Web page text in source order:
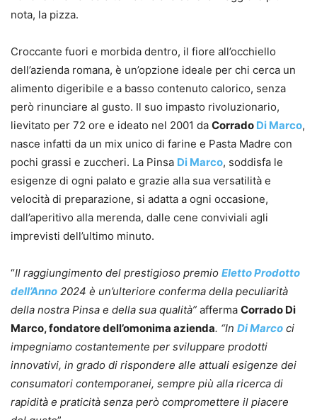
nota, la pizza.
Croccante fuori e morbida dentro, il fiore all’occhiello
dell’azienda romana, è un’opzione ideale per chi cerca un
alimento digeribile e a basso contenuto calorico, senza
però rinunciare al gusto. Il suo impasto rivoluzionario,
lievitato per 72 ore e ideato nel 2001 da Corrado Di Marco,
nasce infatti da un mix unico di farine e Pasta Madre con
pochi grassi e zuccheri. La Pinsa Di Marco, soddisfa le
esigenze di ogni palato e grazie alla sua versatilità e
velocità di preparazione, si adatta a ogni occasione,
dall’aperitivo alla merenda, dalle cene conviviali agli
imprevisti dell’ultimo minuto.
“Il raggiungimento del prestigioso premio Eletto Prodotto
dell’Anno 2024 è un’ulteriore conferma della peculiarità
della nostra Pinsa e della sua qualità” afferma Corrado Di
Marco, fondatore dell’omonima azienda. “In Di Marco ci
impegniamo costantemente per sviluppare prodotti
innovativi, in grado di rispondere alle attuali esigenze dei
consumatori contemporanei, sempre più alla ricerca di
rapidità e praticità senza però compromettere il piacere